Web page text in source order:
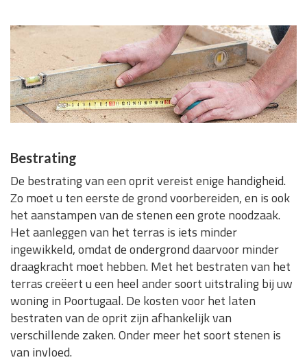
Bestrating
De bestrating van een oprit vereist enige handigheid.
Zo moet u ten eerste de grond voorbereiden, en is ook
het aanstampen van de stenen een grote noodzaak.
Het aanleggen van het terras is iets minder
ingewikkeld, omdat de ondergrond daarvoor minder
draagkracht moet hebben. Met het bestraten van het
terras creëert u een heel ander soort uitstraling bij uw
woning in Poortugaal. De kosten voor het laten
bestraten van de oprit zijn afhankelijk van
verschillende zaken. Onder meer het soort stenen is
van invloed.